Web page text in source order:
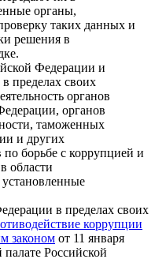
органы,
таких данных и
решения в
Федерации и
пределах своих
органов
органов
таможенных
и других
борьбе с коррупцией и
области
в пределах своих
коррупции
законом от 11 января
Российской